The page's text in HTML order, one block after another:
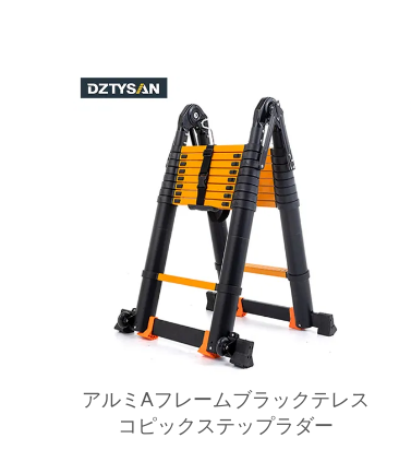
アルミAフレームブラックテレス
コピックステップラダー